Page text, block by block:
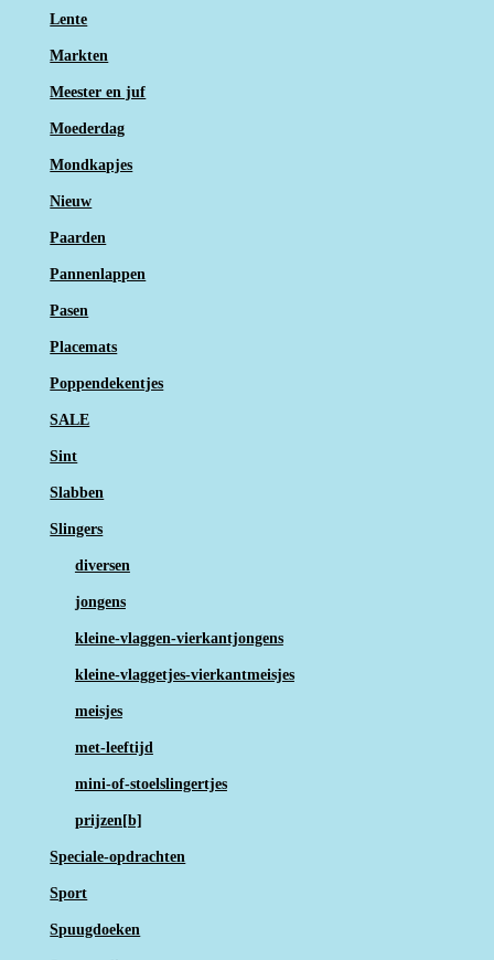
Lente
Markten
Meester en juf
Moederdag
Mondkapjes
Nieuw
Paarden
Pannenlappen
Pasen
Placemats
Poppendekentjes
SALE
Sint
Slabben
Slingers
diversen
jongens
kleine-vlaggen-vierkantjongens
kleine-vlaggetjes-vierkantmeisjes
meisjes
met-leeftijd
mini-of-stoelslingertjes
prijzen[b]
Speciale-opdrachten
Sport
Spuugdoeken